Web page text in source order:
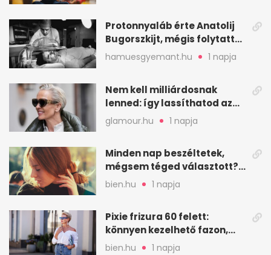
Protonnyaláb érte Anatolij
Bugorszkijt, mégis folytatta
a munkát
hamuesgyemant.hu 1 napja
Nem kell milliárdosnak
lenned: így lassíthatod az
öregedést a biológus szerint
glamour.hu 1 napja
Minden nap beszéltetek,
mégsem téged választott?
Ez az érzelmi csapda
bien.hu 1 napja
Pixie frizura 60 felett:
könnyen kezelhető fazon,
ami karaktert ad
bien.hu 1 napja